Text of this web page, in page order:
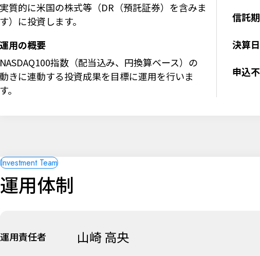
実質的に米国の株式等（DR（預託証券）を含みま
す）に投資します。
運用の概要
NASDAQ100指数（配当込み、円換算ベース）の
動きに連動する投資成果を目標に運用を行いま
す。
信託
決算日
申込
運用体制
運用責任者 山崎 高央